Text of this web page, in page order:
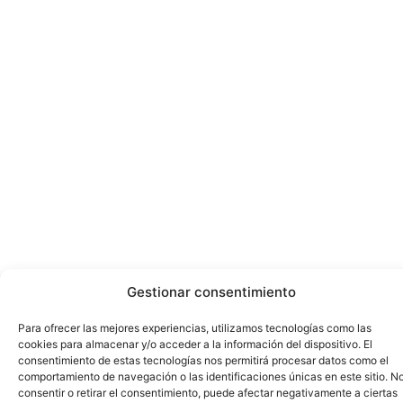
Gestionar consentimiento
Para ofrecer las mejores experiencias, utilizamos tecnologías como las
cookies para almacenar y/o acceder a la información del dispositivo. El
consentimiento de estas tecnologías nos permitirá procesar datos como el
comportamiento de navegación o las identificaciones únicas en este sitio.
consentir o retirar el consentimiento, puede afectar negativamente a ciertas